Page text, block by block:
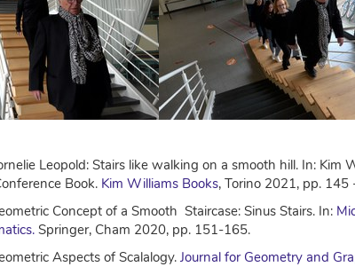
Leopold: Stairs like walking on a smooth hill. In:
Book. Kim Williams Books, Torino 2021, pp. 145
Concept of a Smooth Staircase: Sinus Stairs. In:
Springer, Cham 2020, pp. 151-165.
Aspects of Scalalogy.Journal for Geometry and